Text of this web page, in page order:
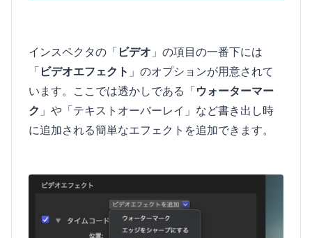
インスペクタの「 ビデオ 」の項目の一番下には
「 ビデオエフェクト 」のオプションが用意されて
います。ここでは透かしである「ウォーターマー
ク 」や「テキストオーバーレイ」など書き出し時
に追加される簡単なエフェクトを追加できます。